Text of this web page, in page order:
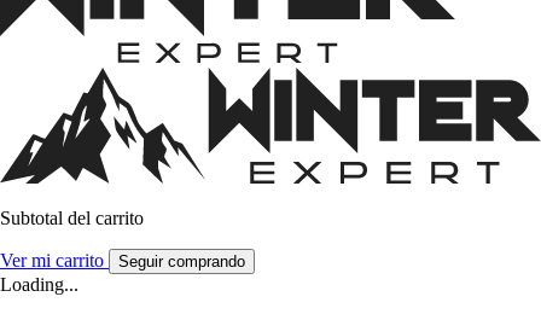
Subtotal del carrito
Ver mi carrito Seguir comprando
Loading...